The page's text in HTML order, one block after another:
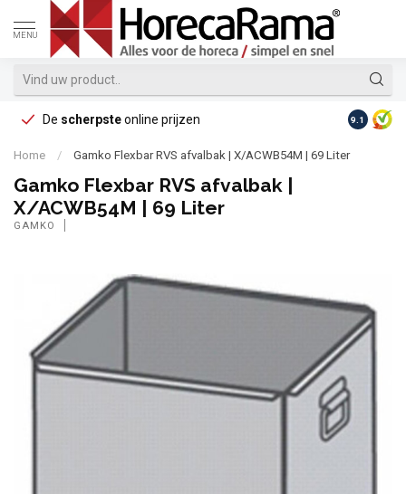
MENU
De scherpsteonline prijzen Op
9.1
Home / Gamko Flexbar RVS afvalbak | X/ACWB54M | 69 Liter
Gamko Flexbar RVS afvalbak |
X/ACWB54M | 69 Liter
GAMKO